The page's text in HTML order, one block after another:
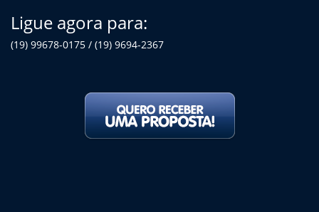
Ligue agora para:
(19) 99678-0175 / (19) 9694-2367